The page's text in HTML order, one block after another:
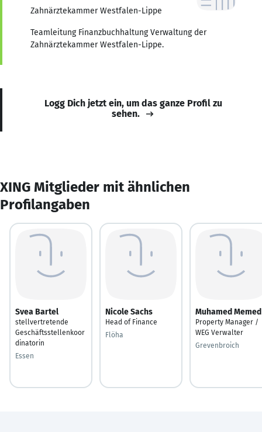
Zahnärztekammer Westfalen-Lippe
Teamleitung Finanzbuchhaltung Verwaltung der
Zahnärztekammer Westfalen-Lippe.
Logg Dich jetzt ein, um das ganze Profil zu
sehen.
XING Mitglieder mit ähnlichen
Profilangaben
Svea Bartel
stellvertretende
Geschäftsstellenkoor
dinatorin
Essen
Nicole Sachs
Head of Finance
Flöha
Muhamed Memed
Property Manager /
WEG Verwalter
Grevenbroich